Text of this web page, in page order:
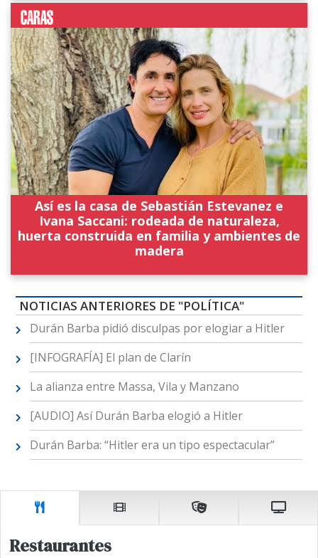
Así es la casa de Sebastián Estevanez e
Ivana Saccani: rodeada de naturaleza,
huerta construida en familia y ambientes de
madera
NOTICIAS ANTERIORES DE "POLÍTICA"
Durán Barba pidió disculpas por elogiar a Hitler
[INFOGRAFÍA] El plan de Clarín
La alianza entre Massa, Vila y Manzano
[AUDIO] Así Durán Barba elogió a Hitler
Durán Barba: “Hitler era un tipo espectacular”
Restaurantes